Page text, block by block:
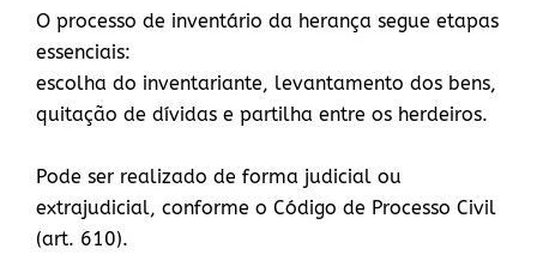
O processo de inventário da herança segue etapas
essenciais:
escolha do inventariante, levantamento dos bens,
quitação de dívidas e partilha entre os herdeiros.
Pode ser realizado de forma judicial ou
extrajudicial, conforme o Código de Processo Civil
(art. 610).